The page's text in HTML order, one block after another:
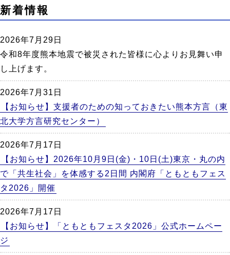
こ
こ
ら
新着情報
2026年7月29日
令和8年度熊本地震で被災された皆様に心よりお見舞い申
し上げます。
2026年7月31日
【お知らせ】支援者のための知っておきたい熊本方言（東
北大学方言研究センター）
2026年7月17日
【お知らせ】2026年10月9日(金)・10日(土)東京・丸の内
で「共生社会」を体感する2日間 内閣府「ともともフェス
タ2026」開催
2026年7月17日
【お知らせ】「ともともフェスタ2026」公式ホームペー
ジ